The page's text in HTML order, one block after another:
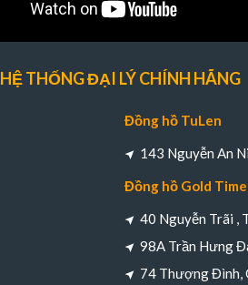
HỆ THỐNG ĐẠI LÝ CHÍNH HÃNG
Đồng hồ TuLen
143 Nguyễn An
Đồng hồ Gold Time
40 Nguyễn Trãi ,
98A Trần Hưng
74 Thượng Đình,